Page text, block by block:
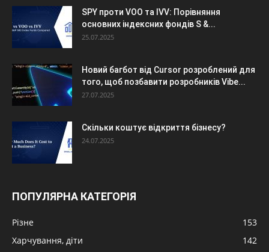
SPY проти VOO та IVV: Порівняння
основних індексних фондів S &...
25.07.2025
Новий багбот від Cursor розроблений для
того, щоб позбавити розробників Vibe...
27.07.2025
Скільки коштує відкриття бізнесу?
24.07.2025
ПОПУЛЯРНА КАТЕГОРІЯ
Різне
153
Харчування, діти
142